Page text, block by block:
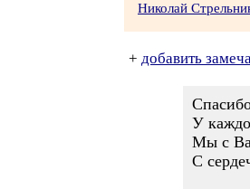
Николай
+ добавить
У
Мы с
С